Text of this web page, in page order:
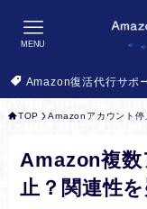
MENU
Amazon復活代行サポ
TOP Amazonアカウント停
Amazon複
止？関連性